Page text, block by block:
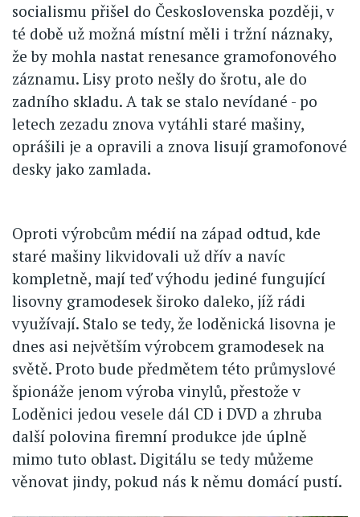
socialismu přišel do Československa později, v
té době už možná místní měli i tržní náznaky,
že by mohla nastat renesance gramofonového
záznamu. Lisy proto nešly do šrotu, ale do
zadního skladu. A tak se stalo nevídané - po
letech zezadu znova vytáhli staré mašiny,
oprášili je a opravili a znova lisují gramofonové
desky jako zamlada.
Oproti výrobcům médií na západ odtud, kde
staré mašiny likvidovali už dřív a navíc
kompletně, mají teď výhodu jediné fungující
lisovny gramodesek široko daleko, jíž rádi
využívají. Stalo se tedy, že loděnická lisovna je
dnes asi největším výrobcem gramodesek na
světě. Proto bude předmětem této průmyslové
špionáže jenom výroba vinylů, přestože v
Loděnici jedou vesele dál CD i DVD a zhruba
další polovina firemní produkce jde úplně
mimo tuto oblast. Digitálu se tedy můžeme
věnovat jindy, pokud nás k němu domácí pustí.